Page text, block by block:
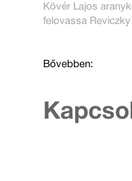
Kövér Lajos
felovassa
Bővebben: